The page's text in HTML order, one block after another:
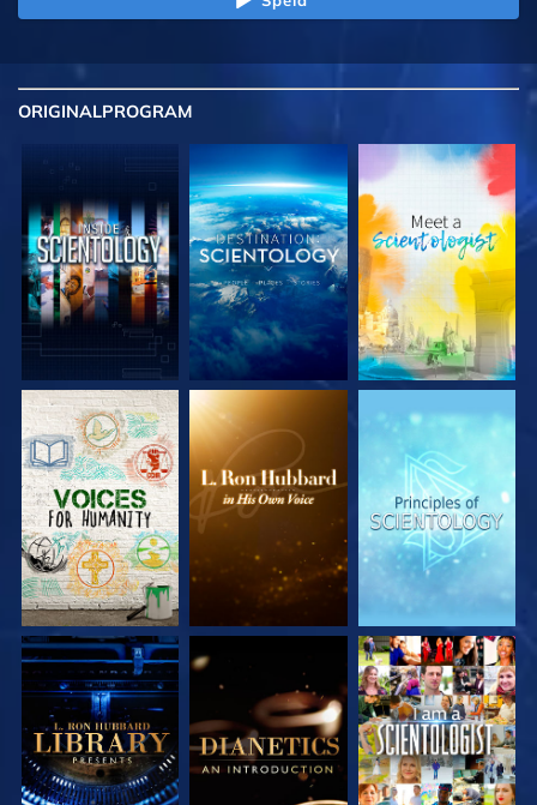
ORIGINALPROGRAM
UTFORSKA
SERIEN
UTFORSKA
SERIEN
UTFORSKA
SERIEN
UTFORSKA
SERIEN
UTFORSKA
SERIEN
TITTA